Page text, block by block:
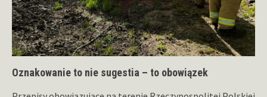
Oznakowanie to nie sugestia – to obowiązek